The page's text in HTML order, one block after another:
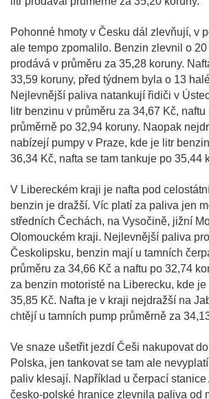
Pohonné hmoty v Česku dál zlevňují, v
ale tempo zpomalilo. Benzin zlevnil o
prodává v průměru za 35,28 koruny.
33,59 koruny, před týdnem byla o 13
Nejlevnější paliva natankují řidiči v
litr benzinu v průměru za 34,67 Kč,
průměrně po 32,94 koruny. Naopak
nabízejí pumpy v Praze, kde je litr
36,34 Kč, nafta se tam tankuje po 35,44
V Libereckém kraji je nafta pod
benzin je dražší. Víc platí za paliva jen
středních Čechách, na Vysočině, jižní
Olomouckém kraji. Nejlevnější paliva
Českolipsku, benzin mají u tamních
průměru za 34,66 Kč a naftu po 32,74
za benzin motoristé na Liberecku, kde
35,85 Kč. Nafta je v kraji nejdražší na
chtějí u tamních pump průměrně za
Ve snaze ušetřit jezdí Češi nakupovat
Polska, jen tankovat se tam ale
paliv klesají. Například u čerpací
česko-polské hranice zlevnila paliva od